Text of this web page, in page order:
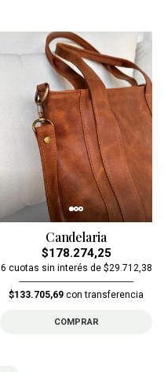
Candelaria
$178.274,25
6 cuotas sin interés de $29.712,38
$133.705,69 con transferencia
COMPRAR